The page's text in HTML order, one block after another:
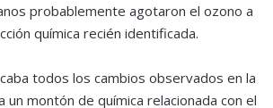
probablemente agotaron el ozono a
química recién identificada.
todos los cambios observados en la
montón de química relacionada con el